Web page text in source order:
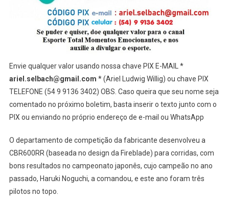
Envie qualquer valor usando nossa chave PIX E-MAIL *
ariel.selbach@gmail.com * (Ariel Ludwig Willig) ou chave PIX
TELEFONE (54 9 9136 3402) OBS. Caso queira que seu nome seja
comentado no próximo boletim, basta inserir o texto junto com o
PIX ou enviando no próprio endereço de e-mail ou WhatsApp
O departamento de competição da fabricante desenvolveu a
CBR600RR (baseada no design da Fireblade) para corridas, com
bons resultados no campeonato japonês, cujo campeão no ano
passado, Haruki Noguchi, a comandou, e este ano foram três
pilotos no topo.